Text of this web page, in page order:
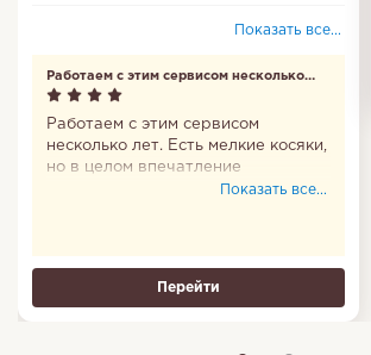
Да
Показать все...
Работаем с этим сервисом несколько
лет
Работаем с этим сервисом
несколько лет. Есть мелкие косяки,
но в целом впечатление
положительное. УдивляютПоказать все...
Перейти